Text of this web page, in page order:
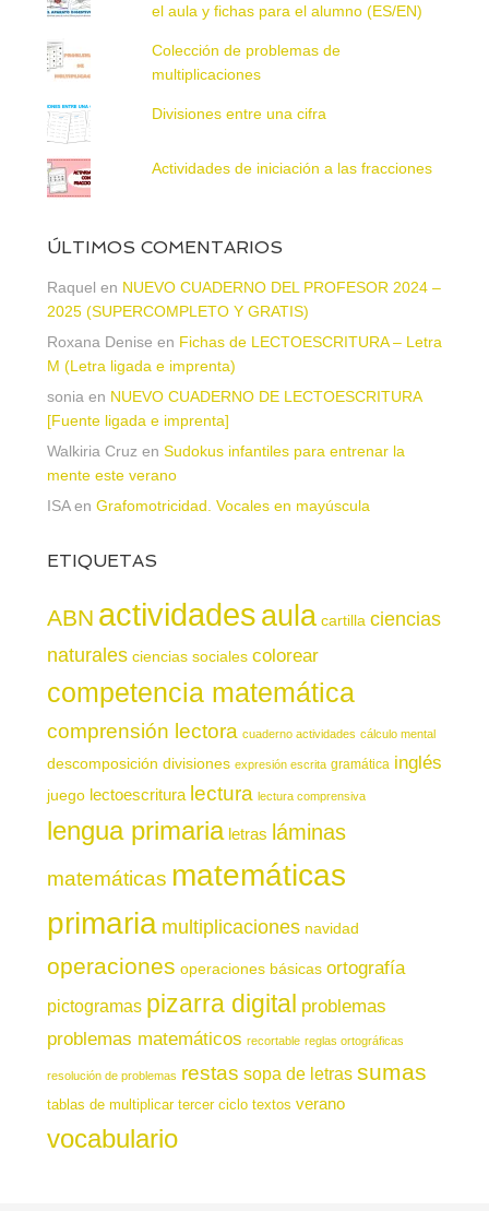
el aula y fichas para el alumno (ES/EN)
Colección de problemas de
multiplicaciones
Divisiones entre una cifra
Actividades de iniciación a las fracciones
ÚLTIMOS COMENTARIOS
Raquel en NUEVO CUADERNO DEL PROFESOR 2024 –
2025 (SUPERCOMPLETO Y GRATIS)
Roxana Denise en Fichas de LECTOESCRITURA – Letra
M (Letra ligada e imprenta)
sonia en NUEVO CUADERNO DE LECTOESCRITURA
[Fuente ligada e imprenta]
Walkiria Cruz en Sudokus infantiles para entrenar la
mente este verano
ISAen Grafomotricidad. Vocales en mayúscula
ETIQUETAS
ABN actividadesaula cartilla ciencias
naturales ciencias sociales colorear
competencia matemática
comprensión lectora cuaderno actividades cálculo mental
descomposición divisiones expresión escrita gramática inglés
juego lectoescritura lectura lectura comprensiva
lengua primaria letras láminas
matemáticas matemáticas
primaria multiplicaciones navidad
operaciones operaciones básicas ortografía
pictogramas pizarra digital problemas
problemas matemáticos recortable reglas ortográficas
resolución de problemas restas sopa de letras sumas
tablas de multiplicar tercer ciclo textos verano
vocabulario